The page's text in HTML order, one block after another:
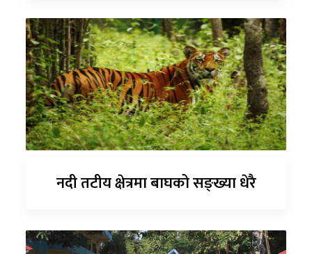
नदी तटीय क्षेत्रमा बाघको सङ्ख्या धेरै